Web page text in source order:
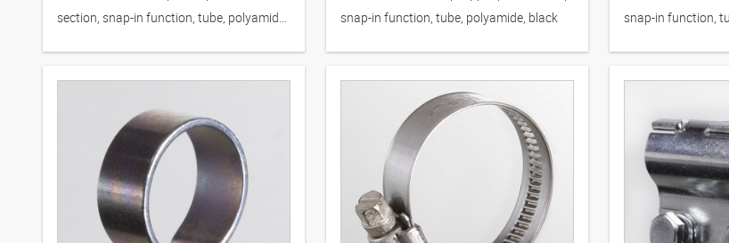
section, snap-in function, tube, polyamide,
snap-in function, tube, polyamide, black
snap-in function,